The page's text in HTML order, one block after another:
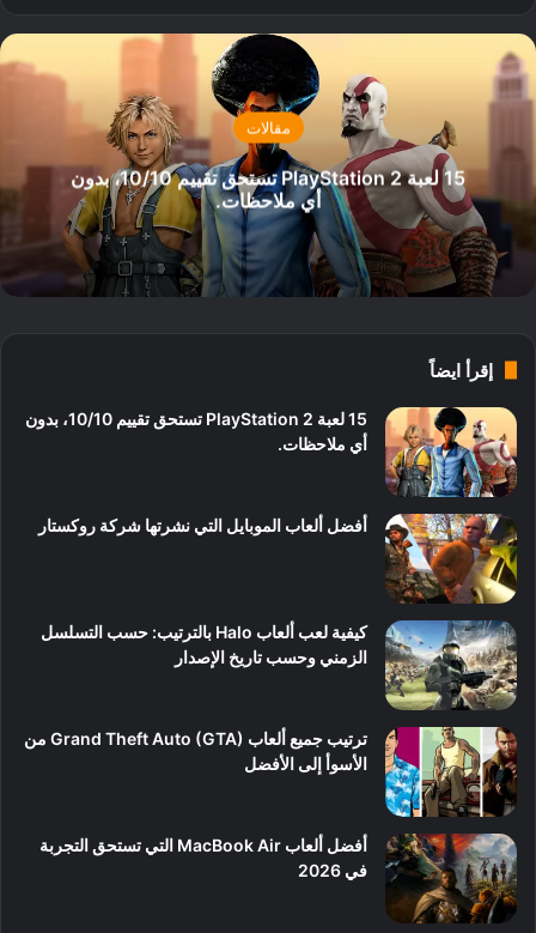
مقالات
15 لعبة PlayStation 2 تستحق تقييم 10/10، بدون
أي ملاحظات.
إقرأ ايضاً
15 لعبة PlayStation 2 تستحق تقييم 10/10، بدون
أي ملاحظات.
أفضل ألعاب الموبايل التي نشرتها شركة روكستار
كيفية لعب ألعاب Halo بالترتيب: حسب التسلسل
الزمني وحسب تاريخ الإصدار
ترتيب جميع ألعاب Grand Theft Auto (GTA) من
الأسوأ إلى الأفضل
أفضل ألعاب MacBook Air التي تستحق التجربة
في 2026